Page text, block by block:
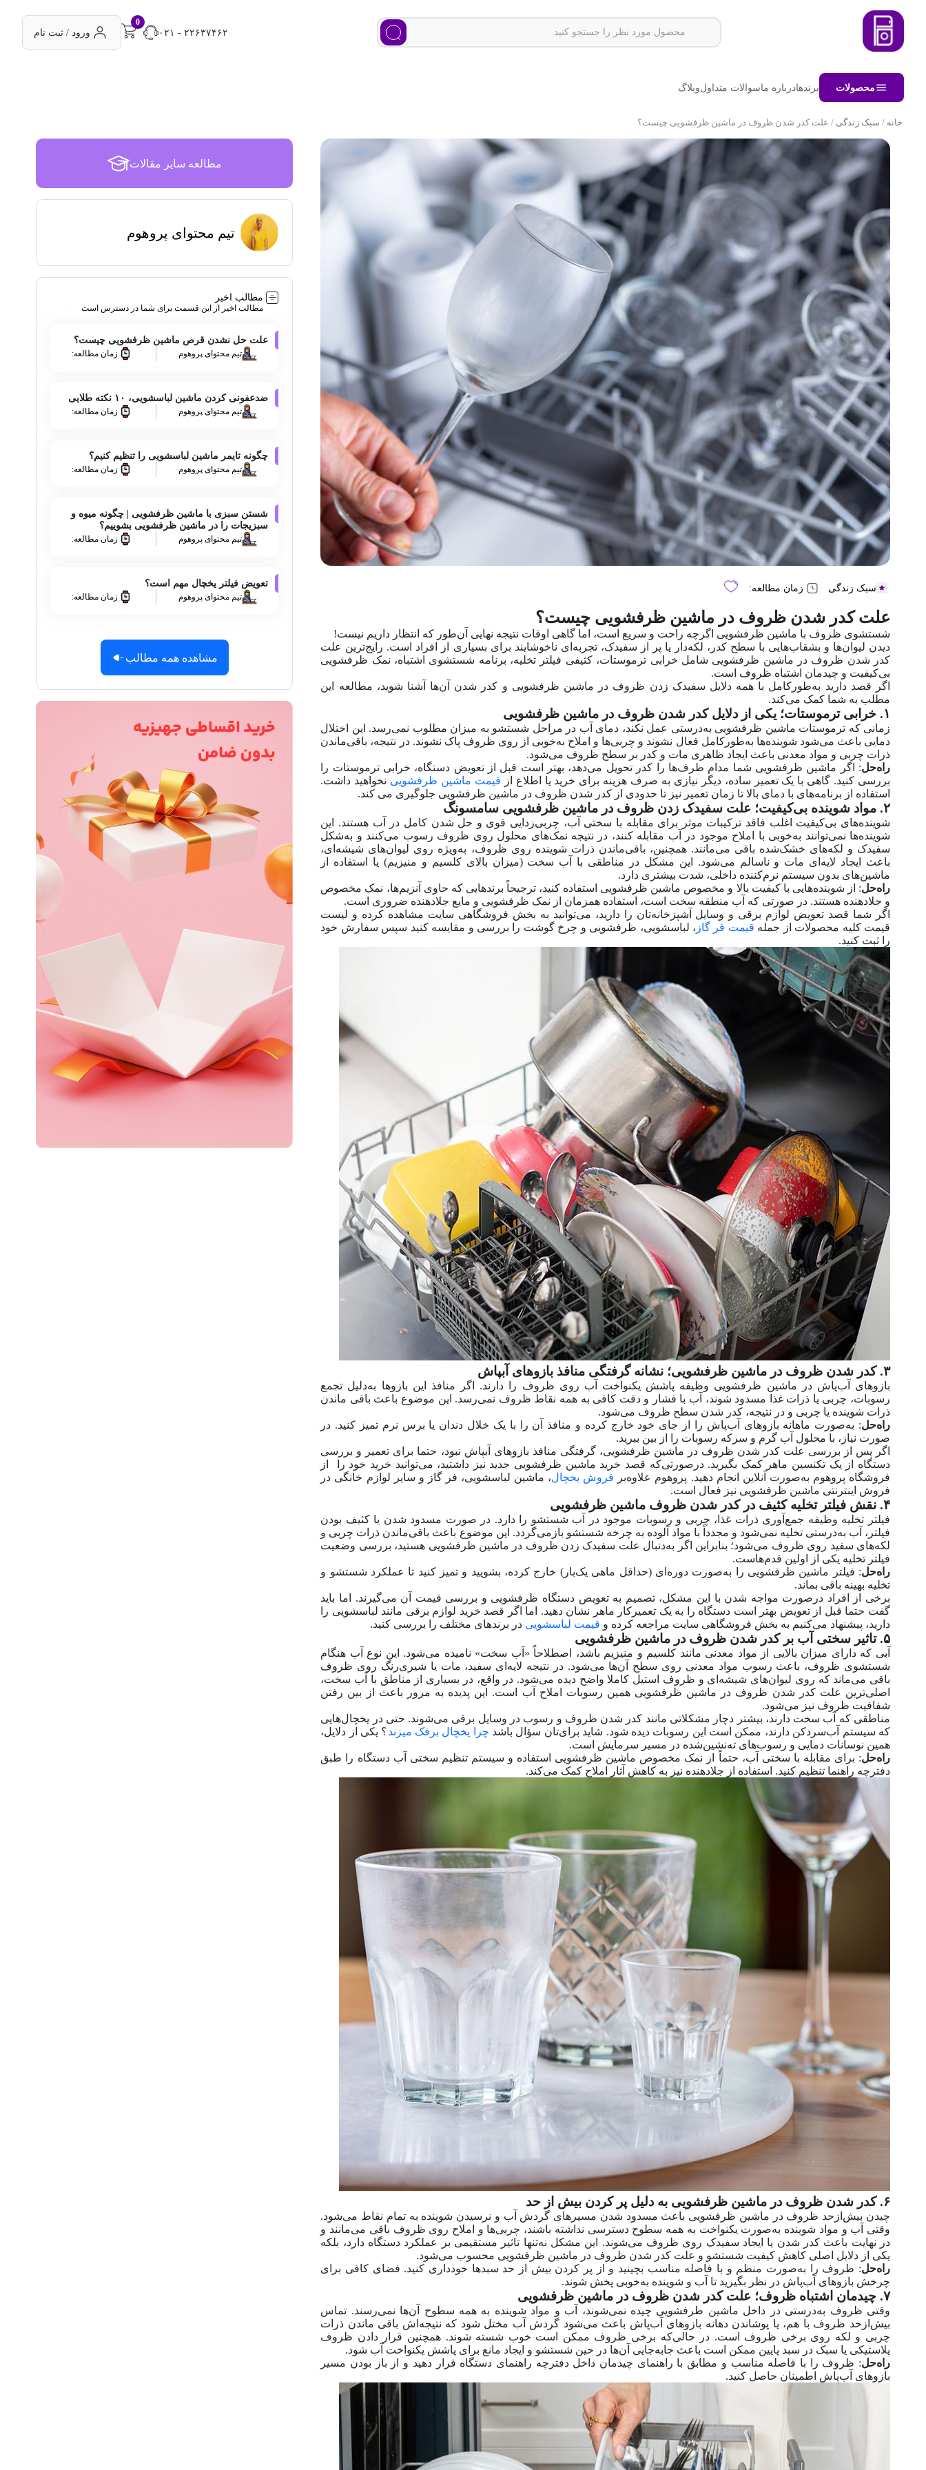
۰۲۱ - ۲۲۶۳۷۴۶۲
0
ورود / ثبت نام
محصولات برندهادرباره ماسوالات متداولوبلاگ
خانه / سبک زندگی / علت کدر شدن ظروف در ماشین ظرفشویی چیست؟
سبک زندگی زمان مطالعه:
علت کدر شدن ظروف در ماشین ظرفشویی چیست؟
شستشوی ظروف با ماشین ظرفشویی اگرچه راحت و سریع است، اما گاهی اوقات نتیجه نهایی آن‌طور که انتظار داریم نیست!
دیدن لیوان‌ها و بشقاب‌هایی با سطح کدر، لکه‌دار یا پر از سفیدک، تجربه‌ای ناخوشایند برای بسیاری از افراد است. رایج‌ترین علت
کدر شدن ظروف در ماشین ظرفشویی شامل خرابی ترموستات، کثیفی فیلتر تخلیه، برنامه شستشوی اشتباه، نمک ظرفشویی
بی‌کیفیت و چیدمان اشتباه ظروف است.
اگر قصد دارید به‌طورکامل با همه دلایل سفیدک زدن ظروف در ماشین ظرفشویی و کدر شدن آن‌ها آشنا شوید، مطالعه این
مطلب به شما کمک می‌کند.
۱. خرابی ترموستات؛ یکی از دلایل کدر شدن ظروف در ماشین ظرفشویی
زمانی که ترموستات ماشین ظرفشویی به‌درستی عمل نکند، دمای آب در مراحل شستشو به میزان مطلوب نمی‌رسد. این اختلال
دمایی باعث می‌شود شوینده‌ها به‌طورکامل فعال نشوند و چربی‌ها و املاح به‌خوبی از روی ظروف پاک نشوند. در نتیجه، باقی‌ماندن
ذرات چربی و مواد معدنی باعث ایجاد ظاهری مات و کدر بر سطح ظروف می‌شود.
راه‌حل: اگر ماشین ظرفشویی شما مدام ظرف‌ها را کدر تحویل می‌دهد، بهتر است قبل از تعویض دستگاه، خرابی ترموستات را
بررسی کنید. گاهی با یک تعمیر ساده، دیگر نیازی به صرف هزینه برای خرید یا اطلاع از قیمت ماشین ظرفشویی نخواهید داشت.
استفاده از برنامه‌های با دمای بالا تا زمان تعمیر نیز تا حدودی از کدر شدن ظروف در ماشین ظرفشویی جلوگیری می کند.
۲. مواد شوینده بی‌کیفیت؛ علت سفیدک زدن ظروف در ماشین ظرفشویی سامسونگ
شوینده‌های بی‌کیفیت اغلب فاقد ترکیبات موثر برای مقابله با سختی آب، چربی‌زدایی قوی و حل شدن کامل در آب هستند. این
شوینده‌ها نمی‌توانند به‌خوبی با املاح موجود در آب مقابله کنند، در نتیجه نمک‌های محلول روی ظروف رسوب می‌کنند و به‌شکل
سفیدک و لکه‌های خشک‌شده باقی می‌مانند. همچنین، باقی‌ماندن ذرات شوینده روی ظروف، به‌ویژه روی لیوان‌های شیشه‌ای،
باعث ایجاد لایه‌ای مات و ناسالم می‌شود. این مشکل در مناطقی با آب سخت (میزان بالای کلسیم و منیزیم) یا استفاده از
ماشین‌های بدون سیستم نرم‌کننده داخلی، شدت بیشتری دارد.
راه‌حل: از شوینده‌هایی با کیفیت بالا و مخصوص ماشین ظرفشویی استفاده کنید، ترجیحاً برندهایی که حاوی آنزیم‌ها، نمک مخصوص
و جلادهنده هستند. در صورتی که آب منطقه سخت است، استفاده همزمان از نمک ظرفشویی و مایع جلادهنده ضروری است.
اگر شما قصد تعویض لوازم برقی و وسایل آشپزخانه‌تان را دارید، می‌توانید به بخش فروشگاهی سایت مشاهده کرده و لیست
قیمت کلیه محصولات از جمله قیمت فر گاز ، لباسشویی، ظرفشویی و چرخ گوشت را بررسی و مقایسه کنید سپس سفارش خود
را ثبت کنید.
۳. کدر شدن ظروف در ماشین ظرفشویی؛ نشانه گرفتگی منافذ بازوهای آبپاش
بازوهای آب‌پاش در ماشین ظرفشویی وظیفه پاشش یکنواخت آب روی ظروف را دارند. اگر منافذ این بازوها به‌دلیل تجمع
رسوبات، چربی یا ذرات غذا مسدود شوند، آب با فشار و دقت کافی به همه نقاط ظروف نمی‌رسد. این موضوع باعث باقی ماندن
ذرات شوینده یا چربی و در نتیجه، کدر شدن سطح ظروف می‌شود.
راه‌حل: به‌صورت ماهانه بازوهای آب‌پاش را از جای خود خارج کرده و منافذ آن را با یک خلال دندان یا برس نرم تمیز کنید. در
صورت نیاز، با محلول آب گرم و سرکه رسوبات را از بین ببرید.
اگر پس از بررسی علت کدر شدن ظروف در ماشین ظرفشویی، گرفتگی منافذ بازوهای آبپاش نبود، حتما برای تعمیر و بررسی
دستگاه از یک تکنسین ماهر کمک بگیرید. در‌صورتی‌که قصد خرید ماشین ظرفشویی جدید نیز داشتید، می‌توانید خرید خود را از
فروشگاه پروهوم به‌صورت آنلاین انجام دهید. پروهوم علاوه‌بر فروش یخچال، ماشین لباسشویی، فر گاز و سایر لوازم خانگی در
فروش اینترنتی ماشین ظرفشویی نیز فعال است.
۴. نقش فیلتر تخلیه کثیف در کدر شدن ظروف ماشین ظرفشویی
فیلتر تخلیه وظیفه‌ جمع‌آوری ذرات غذا، چربی و رسوبات موجود در آب شستشو را دارد. در صورت مسدود شدن یا کثیف بودن
فیلتر، آب به‌درستی تخلیه نمی‌شود و مجدداً با مواد آلوده به چرخه‌ شستشو بازمی‌گردد. این موضوع باعث باقی‌ماندن ذرات چربی و
لکه‌های سفید روی ظروف می‌شود؛ بنابراین اگر به‌دنبال علت سفیدک زدن ظروف در ماشین ظرفشویی هستید، بررسی وضعیت
فیلتر تخلیه یکی از اولین قدم‌هاست.
راه‌حل: فیلتر ماشین ظرفشویی را به‌صورت دوره‌ای (حداقل ماهی یک‌بار) خارج کرده، بشویید و تمیز کنید تا عملکرد شستشو و
تخلیه بهینه باقی بماند.
برخی از افراد درصورت مواجه شدن با این مشکل، تصمیم به تعویض دستگاه ظرفشویی و بررسی قیمت آن می‌گیرند. اما باید
گفت حتما قبل از تعویض بهتر است دستگاه را به یک تعمیرکار ماهر نشان دهید. اما اگر قصد خرید لوازم برقی مانند لباسشویی را
دارید، پیشنهاد می‌کنیم به بخش فروشگاهی سایت مراجعه کرده و قیمت لباسشویی در برندهای مختلف را بررسی کنید.
۵. تاثیر سختی آب بر کدر شدن ظروف در ماشین ظرفشویی
آبی که دارای میزان بالایی از مواد معدنی مانند کلسیم و منیزیم باشد، اصطلاحاً «آب سخت» نامیده می‌شود. این نوع آب هنگام
شستشوی ظروف، باعث رسوب مواد معدنی روی سطح آن‌ها می‌شود. در نتیجه لایه‌ای سفید، مات یا شیری‌رنگ روی ظروف
باقی می‌ماند که روی لیوان‌های شیشه‌ای و ظروف استیل کاملا واضح دیده می‌شود. در واقع، در بسیاری از مناطق با آب سخت،
اصلی‌ترین علت کدر شدن ظروف در ماشین ظرفشویی همین رسوبات املاح آب است. این پدیده به مرور باعث از بین رفتن
شفافیت ظروف نیز می‌شود.
مناطقی که آب سخت دارند، بیشتر دچار مشکلاتی مانند کدر شدن ظروف و رسوب در وسایل برقی می‌شوند. حتی در یخچال‌هایی
که سیستم آب‌سردکن دارند، ممکن است این رسوبات دیده شود. شاید برای‌تان سؤال باشد چرا یخچال برفک میزند؟ یکی از دلایل،
همین نوسانات دمایی و رسوب‌های ته‌نشین‌شده در مسیر سرمایش است.
راه‌حل: برای مقابله با سختی آب، حتماً از نمک مخصوص ماشین ظرفشویی استفاده و سیستم تنظیم سختی آب دستگاه را طبق
دفترچه راهنما تنظیم کنید. استفاده از جلادهنده نیز به کاهش آثار املاح کمک می‌کند.
۶. کدر شدن ظروف در ماشین ظرفشویی به دلیل پر کردن بیش از حد
چیدن بیش‌ازحد ظروف در ماشین ظرفشویی باعث مسدود شدن مسیرهای گردش آب و نرسیدن شوینده به تمام نقاط می‌شود.
وقتی آب و مواد شوینده به‌صورت یکنواخت به همه سطوح دسترسی نداشته باشند، چربی‌ها و املاح روی ظروف باقی می‌مانند و
در نهایت باعث کدر شدن یا ایجاد سفیدک روی ظروف می‌شوند. این مشکل نه‌تنها تاثیر مستقیمی بر عملکرد دستگاه دارد، بلکه
یکی از دلایل اصلی کاهش کیفیت شستشو و علت کدر شدن ظروف در ماشین ظرفشویی محسوب می‌شود.
راه‌حل: ظروف را به‌صورت منظم و با فاصله مناسب بچینید و از پر کردن بیش از حد سبدها خودداری کنید. فضای کافی برای
چرخش بازوهای آب‌پاش در نظر بگیرید تا آب و شوینده به‌خوبی پخش شوند.
۷. چیدمان اشتباه ظروف؛ علت کدر شدن ظروف در ماشین ظرفشویی
وقتی ظروف به‌درستی در داخل ماشین ظرفشویی چیده نمی‌شوند، آب و مواد شوینده به همه‌ سطوح آن‌ها نمی‌رسند. تماس
بیش‌ازحد ظروف با هم، یا پوشاندن دهانه بازوهای آب‌پاش باعث می‌شود گردش آب مختل شود که نتیجه‌اش باقی ماندن ذرات
چربی و لکه روی برخی ظروف است. در حالی‌که برخی ظروف ممکن است خوب شسته شوند. همچنین قرار دادن ظروف
پلاستیکی یا سبک در سبد پایین ممکن است باعث جابه‌جایی آن‌ها در حین شستشو و ایجاد مانع برای پاشش یکنواخت آب شود.
راه‌حل: ظروف را با فاصله مناسب و مطابق با راهنمای چیدمان داخل دفترچه راهنمای دستگاه قرار دهید و از باز بودن مسیر
بازوهای آب‌پاش اطمینان حاصل کنید.
مطالعه سایر مقالات
تیم محتوای پروهوم
مطالب اخیر
مطالب اخیر از این قسمت برای شما در دسترس است
علت حل نشدن قرص ماشین ظرفشویی چیست؟
تیم محتوای پروهوم زمان مطالعه:
ضدعفونی کردن ماشین لباسشویی، ۱۰ نکته طلایی
تیم محتوای پروهوم زمان مطالعه:
چگونه تایمر ماشین لباسشویی را تنظیم کنیم؟
تیم محتوای پروهوم زمان مطالعه:
شستن سبزی با ماشین ظرفشویی | چگونه میوه و
سبزیجات را در ماشین ظرفشویی بشوییم؟
تیم محتوای پروهوم زمان مطالعه:
تعویض فیلتر یخچال مهم است؟
تیم محتوای پروهوم زمان مطالعه:
مشاهده همه مطالب